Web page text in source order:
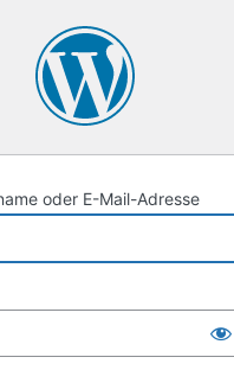
oder E-Mail-Adresse